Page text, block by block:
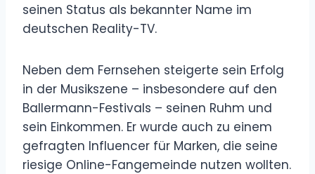
seinen Status als bekannter Name im
deutschen Reality-TV.
Neben dem Fernsehen steigerte sein Erfolg
in der Musikszene – insbesondere auf den
Ballermann-Festivals – seinen Ruhm und
sein Einkommen. Er wurde auch zu einem
gefragten Influencer für Marken, die seine
riesige Online-Fangemeinde nutzen wollten.